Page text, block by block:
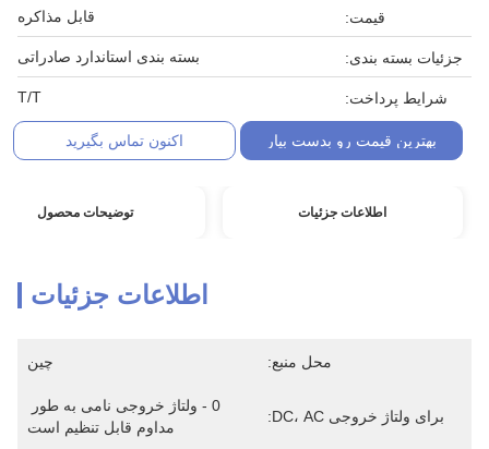
قیمت: قابل مذاکره
جزئیات بسته بندی: بسته بندی استاندارد صادراتی
شرایط پرداخت: T/T
بهترین قیمت رو بدست بیار اکنون تماس بگیرید
اطلاعات جزئیات توضیحات محصول
اطلاعات جزئیات
محل منبع: چین
برای ولتاژ خروجی DC، AC:
مداوم قابل تنظیم است